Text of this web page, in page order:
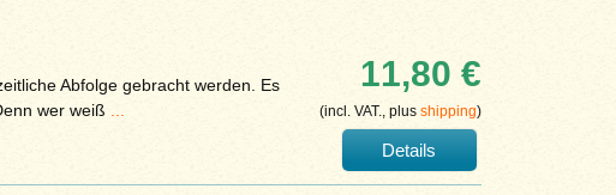
Abfolge gebracht werden. Es
wer weiß ...
11,80 €
(incl. VAT., plus shipping)
Details